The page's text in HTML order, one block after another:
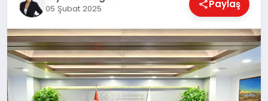
SAĞLIK
SIYASET
SPOR
05 Şubat 2025 Paylaş